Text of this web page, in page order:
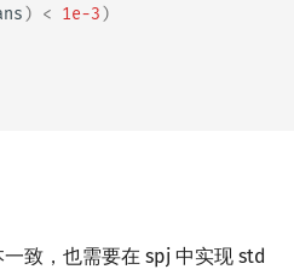
) < 1e-3)
一致，也需要在 spj 中实现 std